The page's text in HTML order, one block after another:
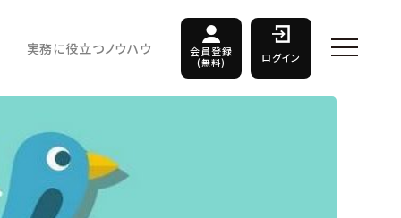
実務に役立つノウハウ 会員登録
(無料) ログイン